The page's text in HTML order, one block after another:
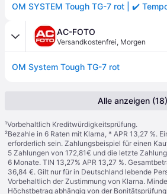
AC-FOTO
Versandkostenfrei, Morgen
OM System Tough TG-7 rot
Alle anzeigen (18)
¹Vorbehaltlich Kreditwürdigkeitsprüfung.
²Bezahle in 6 Raten mit Klarna, * APR 13,27 %.
erforderlich sein. Zahlungsbeispiel für einen
5 Zahlungen von 172,81€ und die letzte
6 Monate. TIN 13,27% APR 13,27 %.
36,84 €. Gilt nur für in Deutschland lebende
Vorbehaltlich der Zustimmung von Klarna.
Höchstbetrag abhängig von der